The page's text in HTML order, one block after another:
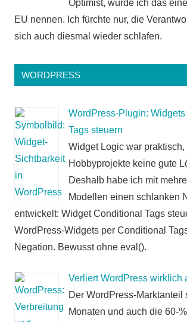
Optimist, würde ich das
EU nennen. Ich fürchte nur, die
sich auch diesmal wieder schlafen.
WORDPRESS
WordPress-Plugin: Widgets
Tags steuern
Widget Logic war
Hobbyprojekte keine gute
Deshalb habe ich mit
Modellen einen schlanken
entwickelt: Widget Conditional Tags
WordPress-Widgets per Conditional
Negation. Bewusst ohne eval().
Verliert WordPress wirklich
Der WordPress-Marktanteil
Monaten und auch die 60-